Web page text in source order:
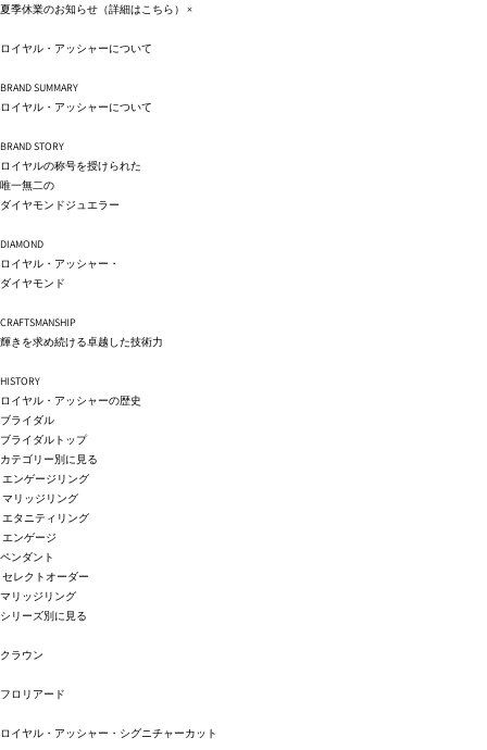
コンテ
進む
夏季休業のお知らせ（詳細はこちら） ×
ロイヤル・アッシャーについて
BRAND SUMMARY
ロイヤル・アッシャーについて
BRAND STORY
ロイヤルの称号を授けられた
唯一無二の
ダイヤモンドジュエラー
DIAMOND
ロイヤル・アッシャー・
ダイヤモンド
CRAFTSMANSHIP
輝きを求め続ける卓越した技術力
HISTORY
ロイヤル・アッシャーの歴史
ブライダル
ブライダルトップ
カテゴリー別に見る
エンゲージリング
マリッジリング
エタニティリング
エンゲージ
ペンダント
セレクトオーダー
マリッジリング
シリーズ別に見る
クラウン
フロリアード
ロイヤル・アッシャー・シグニチャーカット